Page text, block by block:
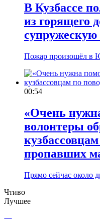
В Кузбассе
из горящего
супружескую
Пожар произошёл в
00:54
«Очень
волонтеры
пропавших
Прямо сейчас около
Чтиво
Лучшее